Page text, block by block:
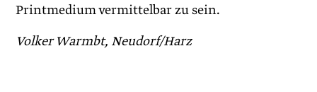
Printmedium vermittelbar zu sein.
Volker Warmbt, Neudorf/Harz